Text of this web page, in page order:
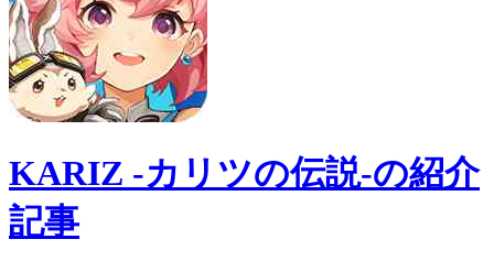
KARIZ -カリツの伝説-の紹介
記事